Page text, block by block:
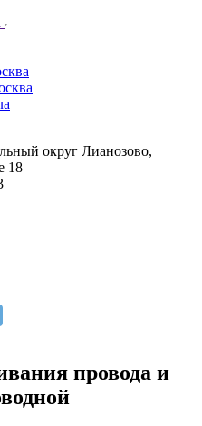
округ Лианозово,
18
провода и